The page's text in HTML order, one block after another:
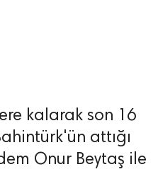
kalarak son 16
attığı
Onur Beytaş ile